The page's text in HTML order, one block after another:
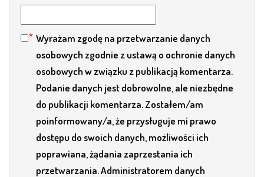
Wyrażam zgodę na przetwarzanie danych
osobowych zgodnie z ustawą o ochronie danych
osobowych w związku z publikacją komentarza.
Podanie danych jest dobrowolne, ale niezbędne
do publikacji komentarza. Zostałem/am
poinformowany/a, że przysługuje mi prawo
dostępu do swoich danych, możliwości ich
poprawiana, żądania zaprzestania ich
przetwarzania. Administratorem danych